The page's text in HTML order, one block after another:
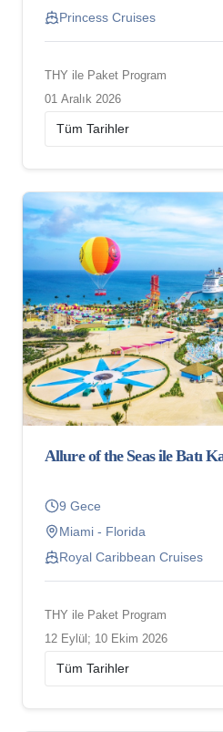
Princess Cruises
THY ile Paket Program
01 Aralık 2026
Allure of the Seas ile Batı
9 Gece
Miami - Florida
Royal Caribbean Cruises
THY ile Paket Program
12 Eylül; 10 Ekim 2026